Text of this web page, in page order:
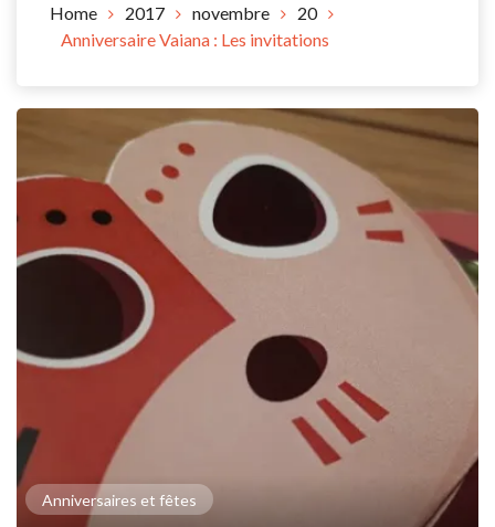
Home 2017 novembre
20
Anniversaire Vaiana : Les invitations
Anniversaires et fêtes